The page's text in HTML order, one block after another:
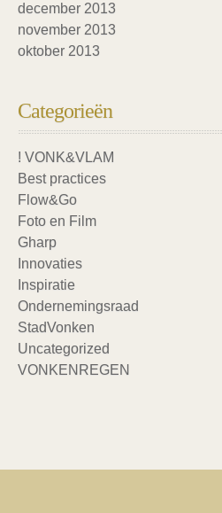
december 2013
november 2013
oktober 2013
Categorieën
! VONK&VLAM
Best practices
Flow&Go
Foto en Film
Gharp
Innovaties
Inspiratie
Ondernemingsraad
StadVonken
Uncategorized
VONKENREGEN